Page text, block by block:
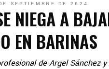
SEPTIEMBRE DE 2024
NIEGA A
EN BARINAS
de Argel Sánchez